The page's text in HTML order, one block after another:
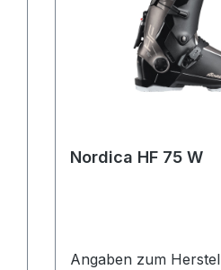
Nordica HF 75 W
Angaben zum